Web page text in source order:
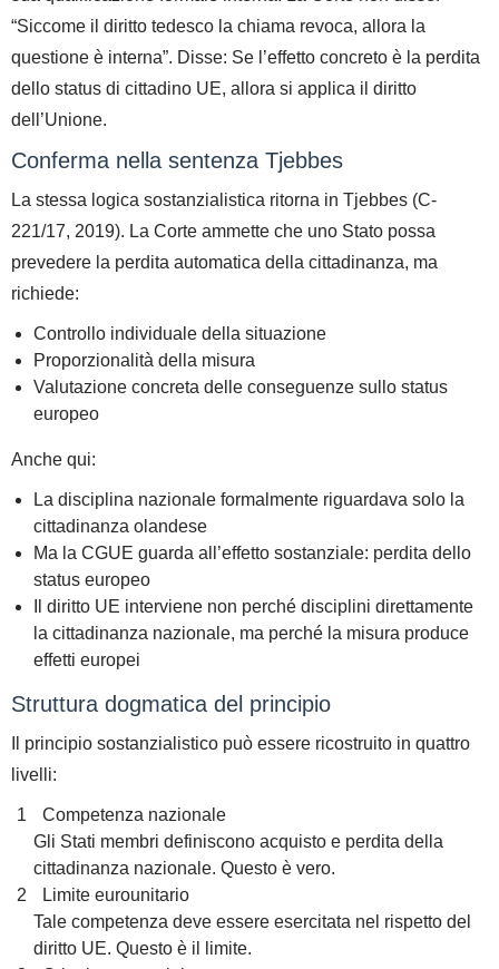
“Siccome il diritto tedesco la chiama revoca, allora la
questione è interna”. Disse: Se l’effetto concreto è la perdita
dello status di cittadino UE, allora si applica il diritto
dell’Unione.
Conferma nella sentenza Tjebbes
La stessa logica sostanzialistica ritorna in Tjebbes (C-
221/17, 2019). La Corte ammette che uno Stato possa
prevedere la perdita automatica della cittadinanza, ma
richiede:
Controllo individuale della situazione
Proporzionalità della misura
Valutazione concreta delle conseguenze sullo status
europeo
Anche qui:
La disciplina nazionale formalmente riguardava solo la
cittadinanza olandese
Ma la CGUE guarda all’effetto sostanziale: perdita dello
status europeo
Il diritto UE interviene non perché disciplini direttamente
la cittadinanza nazionale, ma perché la misura produce
effetti europei
Struttura dogmatica del principio
Il principio sostanzialistico può essere ricostruito in quattro
livelli:
Competenza nazionale
Gli Stati membri definiscono acquisto e perdita della
cittadinanza nazionale. Questo è vero.
Limite eurounitario
Tale competenza deve essere esercitata nel rispetto del
diritto UE. Questo è il limite.